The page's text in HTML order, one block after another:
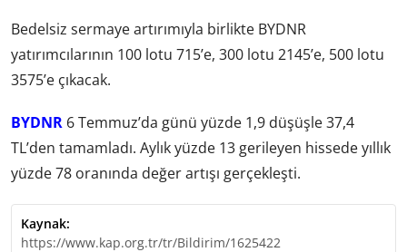
Bedelsiz sermaye artırımıyla birlikte BYDNR
yatırımcılarının 100 lotu 715’e, 300 lotu 2145’e, 500 lotu
3575’e çıkacak.
BYDNR 6 Temmuz’da günü yüzde 1,9 düşüşle 37,4
TL’den tamamladı. Aylık yüzde 13 gerileyen hissede yıllık
yüzde 78 oranında değer artışı gerçekleşti.
Kaynak:
https://www.kap.org.tr/tr/Bildirim/1625422